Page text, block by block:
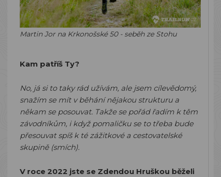
Martin Jor na Krkonošské 50 - seběh ze Stohu
Kam patříš Ty?
No, já si to taky rád užívám, ale jsem cílevědomý,
snažím se mít v běhání nějakou strukturu a
někam se posouvat. Takže se pořád řadím k těm
závodníkům, i když pomaličku se to třeba bude
přesouvat spíš k té zážitkové a cestovatelské
skupině (smích).
V roce 2022 jste se Zdendou Hruškou běželi